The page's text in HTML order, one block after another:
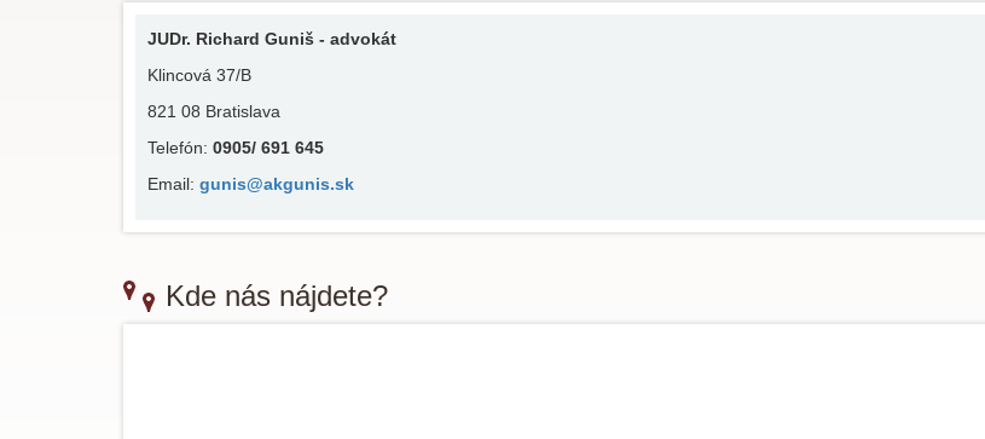
JUDr. Richard Guniš - advokát
Klincová 37/B
821 08 Bratislava
Telefón: 0905/ 691 645
Email: gunis@akgunis.sk
Kde nás nájdete?